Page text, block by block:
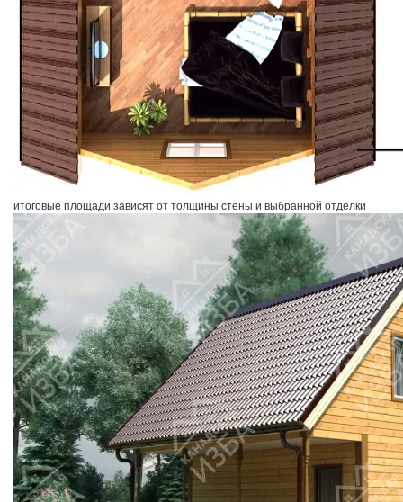
итоговые площади зависят от толщины стены и выбранной отделки